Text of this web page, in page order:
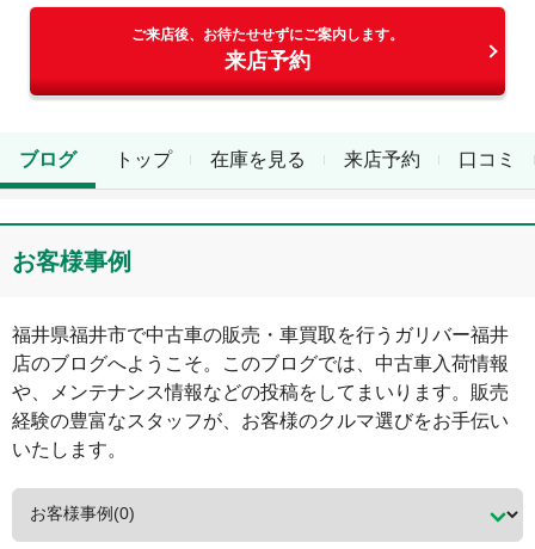
ご来店後、お待たせせずにご案内します。
来店予約
トップ 在庫を見る 来店予約 口コミ
ブログ
お客様事例
福井県福井市で中古車の販売・車買取を行う ガリバー福井
店のブログへようこそ。このブログでは、中古車入荷情報
や、メンテナンス情報などの投稿をしてまいります。販売
経験の豊富なスタッフが、お客様のクルマ選びをお手伝い
いたします。